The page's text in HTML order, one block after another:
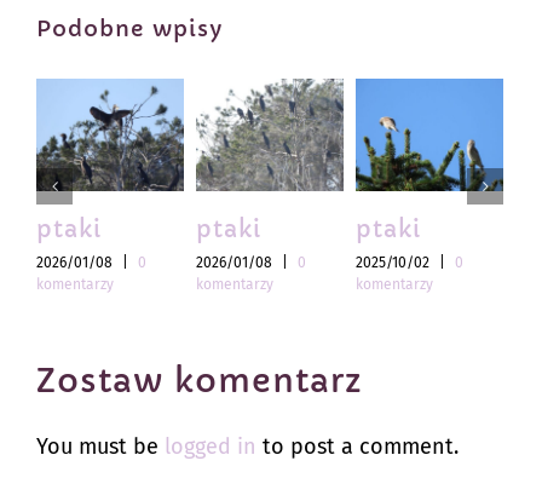
Podobne wpisy
ptaki
2026/01/08
0
komentarzy
ptaki
2026/01/08
0
komentarzy
ptaki
2025/10/02
0
komentarzy
Zostaw komentarz
You must be logged in to post a comment.